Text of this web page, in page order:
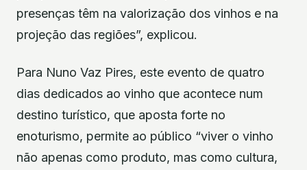
presenças têm na valorização dos vinhos e na
projeção das regiões”, explicou.
Para Nuno Vaz Pires, este evento de quatro
dias dedicados ao vinho que acontece num
destino turístico, que aposta forte no
enoturismo, permite ao público “viver o vinho
não apenas como produto, mas como cultura,